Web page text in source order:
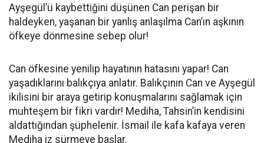
Ayşegül’ü kaybettiğini düşünen Can perişan bir
haldeyken, yaşanan bir yanlış anlaşılma Can’ın aşkının
öfkeye dönmesine sebep olur!
Can öfkesine yenilip hayatının hatasını yapar! Can
yaşadıklarını balıkçıya anlatır. Balıkçının Can ve Ayşegül
ikilisini bir araya getirip konuşmalarını sağlamak için
muhteşem bir fikri vardır! Mediha, Tahsin’in kendisini
aldattığından şüphelenir. İsmail ile kafa kafaya veren
Mediha iz sürmeye başlar.